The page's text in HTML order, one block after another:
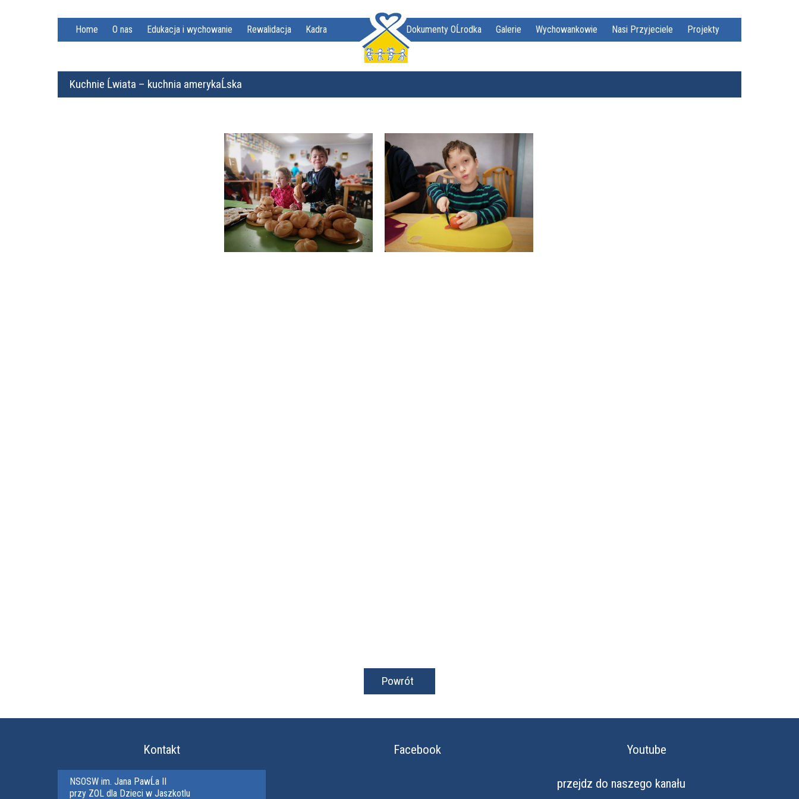
Home O nas Edukacja i wychowanie Rewalidacja Kadra Dokumenty OĹrodka Galerie Wychowankowie Nasi Przyjeciele Projekty
Kuchnie Ĺwiata – kuchnia amerykaĹska
Powrót
Kontakt
NSOSW im. Jana PawĹa II
przy ZOL dla Dzieci w Jaszkotlu
Facebook Youtube
przejdz do naszego kanału